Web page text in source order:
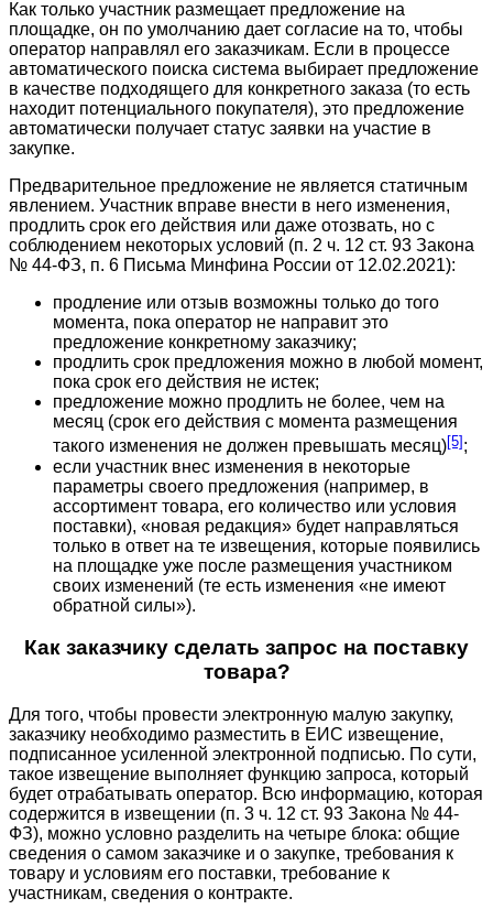
Как только участник размещает предложение на
площадке, он по умолчанию дает согласие на то, чтобы
оператор направлял его заказчикам. Если в процессе
автоматического поиска система выбирает предложение
в качестве подходящего для конкретного заказа (то есть
находит потенциального покупателя), это предложение
автоматически получает статус заявки на участие в
закупке.
Предварительное предложение не является статичным
явлением. Участник вправе внести в него изменения,
продлить срок его действия или даже отозвать, но с
соблюдением некоторых условий (п. 2 ч. 12 ст. 93 Закона
№ 44-ФЗ, п. 6 Письма Минфина России от 12.02.2021):
продление или отзыв возможны только до того
момента, пока оператор не направит это
предложение конкретному заказчику;
продлить срок предложения можно в любой момент,
пока срок его действия не истек;
предложение можно продлить не более, чем на
месяц (срок его действия с момента размещения
такого изменения не должен превышать месяц)[5];
если участник внес изменения в некоторые
параметры своего предложения (например, в
ассортимент товара, его количество или условия
поставки), «новая редакция» будет направляться
только в ответ на те извещения, которые появились
на площадке уже после размещения участником
своих изменений (те есть изменения «не имеют
обратной силы»).
Как заказчику сделать запрос на поставку
товара?
Для того, чтобы провести электронную малую закупку,
заказчику необходимо разместить в ЕИС извещение,
подписанное усиленной электронной подписью. По сути,
такое извещение выполняет функцию запроса, который
будет отрабатывать оператор. Всю информацию, которая
содержится в извещении (п. 3 ч. 12 ст. 93 Закона № 44-
ФЗ), можно условно разделить на четыре блока: общие
сведения о самом заказчике и о закупке, требования к
товару и условиям его поставки, требование к
участникам, сведения о контракте.